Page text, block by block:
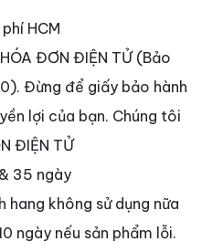
HCM
ĐƠN ĐIỆN TỬ (Bảo
Đừng để giấy bảo hành
lợi của bạn. Chúng tôi
ĐIỆN TỬ
35 ngày
hang không sử dụng nữa
ngày nếu sản phẩm lỗi.